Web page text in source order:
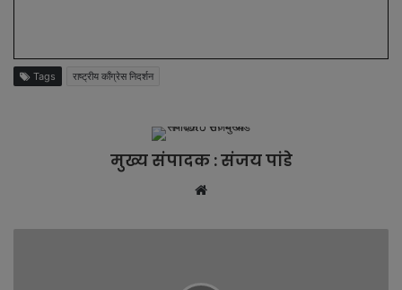
Tags राष्ट्रीय काँग्रेस निदर्शन
मुख्य संपादक : संजय पांडे
b